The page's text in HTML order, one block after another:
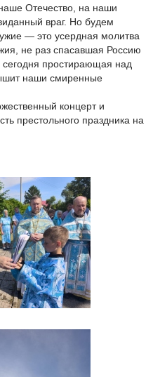
Отечество, на наши
враг. Но будем
— это усердная молитва
не раз спасавшая Россию
простирающая над
наши смиренные
концерт и
престольного праздника на